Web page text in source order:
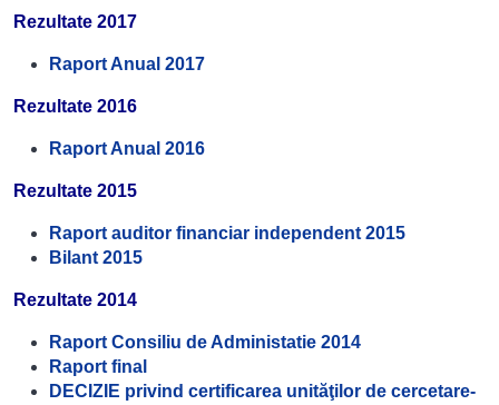
Rezultate 2017
Raport Anual 2017
Rezultate 2016
Raport Anual 2016
Rezultate 2015
Raport auditor financiar independent 2015
Bilant 2015
Rezultate 2014
Raport Consiliu de Administatie 2014
Raport final
DECIZIE privind certificarea unităţilor de cercetare-